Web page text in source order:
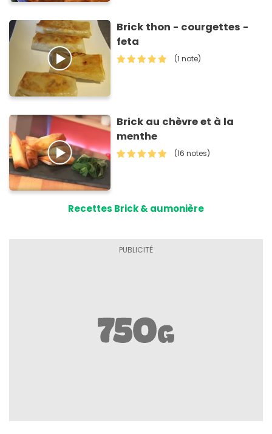
Brick thon - courgettes -
feta
(1 note)
Brick au chèvre et à la
menthe
(16 notes)
Recettes Brick & aumonière